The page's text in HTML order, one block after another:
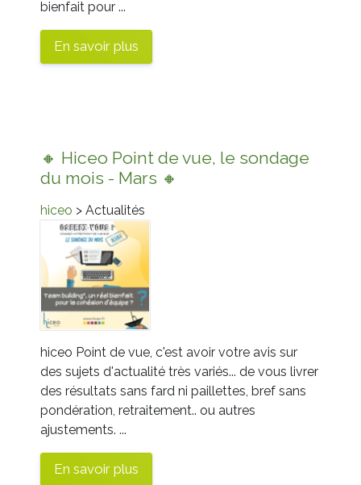
bienfait pour ...
En savoir plus
🔸 Hiceo Point de vue, le sondage
du mois - Mars 🔸
hiceo > Actualités
hiceo Point de vue, c'est avoir votre avis sur
des sujets d'actualité très variés... de vous livrer
des résultats sans fard ni paillettes, bref sans
pondération, retraitement.. ou autres
ajustements. ...
En savoir plus